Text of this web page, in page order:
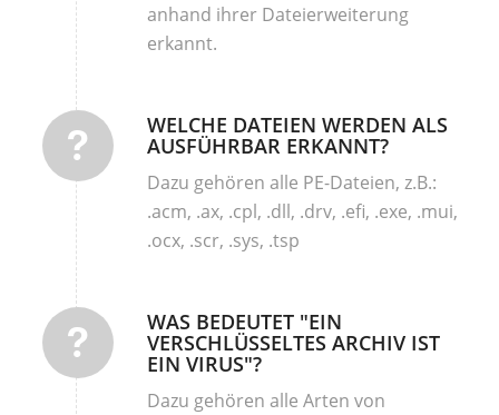
anhand ihrer Dateierweiterung
erkannt.
WELCHE DATEIEN WERDEN ALS
AUSFÜHRBAR ERKANNT?
Dazu gehören alle PE-Dateien, z.B.:
.acm, .ax, .cpl, .dll, .drv, .efi, .exe, .mui,
.ocx, .scr, .sys, .tsp
WAS BEDEUTET "EIN
VERSCHLÜSSELTES ARCHIV IST
EIN VIRUS"?
Dazu gehören alle Arten von